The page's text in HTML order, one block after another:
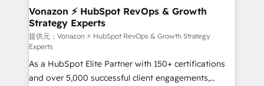
➤ L’intégration de CRM et de méthodologie RevOps
pour aligner les équipes marketing, commerciales et
support client (data migration, synchronisation API,
audit et maintenance) ➤ La création de sites internet
de conversion qui transforment les visiteurs en
opportunités d'affaires ➤ La mise en place de
Vonazon ⚡ HubSpot RevOps & Growth
Strategy Experts
提供元：Vonazon ⚡ HubSpot RevOps & Growth Strategy
Experts
As a HubSpot Elite Partner with 150+ certifications
and over 5,000 successful client engagements,